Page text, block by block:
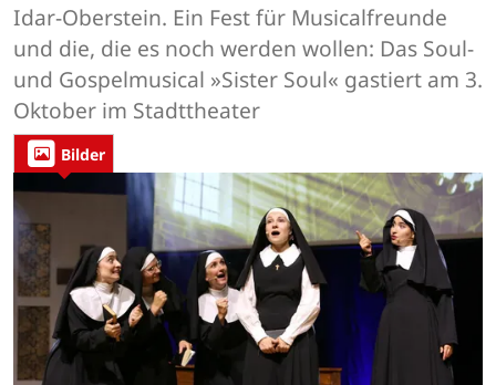
Idar-Oberstein. Ein Fest für Musicalfreunde
und die, die es noch werden wollen: Das Soul-
und Gospelmusical »Sister Soul« gastiert am 3.
Oktober im Stadttheater
Bilder